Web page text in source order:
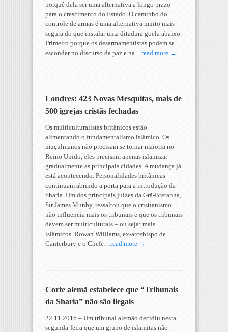
porquê dela ser uma alternativa a longo prazo
para o crescimento do Estado. O caminho do
controle de armas é uma alternativa muito mais
segura do que instalar uma ditadura goela abaixo.
Primeiro porque os desarmamentistas podem se
esconder no discurso da paz e na…read more →
Londres: 423 Novas Mesquitas, mais de
500 igrejas cristãs fechadas
Os multiculturalistas britânicos estão
alimentando o fundamentalismo islâmico. Os
muçulmanos não precisam se tornar maioria no
Reino Unido, eles precisam apenas islamizar
gradualmente as principais cidades. A mudança já
está acontecendo. Personalidades britânicas
continuam abrindo a porta para a introdução da
Sharia. Um dos principais juízes da Grã-Bretanha,
Sir James Munby, ressaltou que o cristianismo
não influencia mais os tribunais e que os tribunais
devem ser multiculturais – ou seja: mais
islâmicos. Rowan Williams, ex-arcebispo de
Canterbury e o Chefe…read more →
Corte alemã estabelece que “Tribunais
da Sharia” não são ilegais
22.11.2016 – Um tribunal alemão decidiu nesta
segunda-feira que um grupo de islamitas não